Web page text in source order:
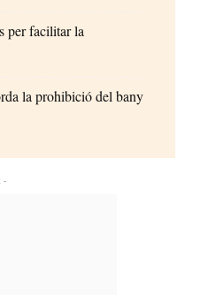
per facilitar la
la prohibició del bany
-